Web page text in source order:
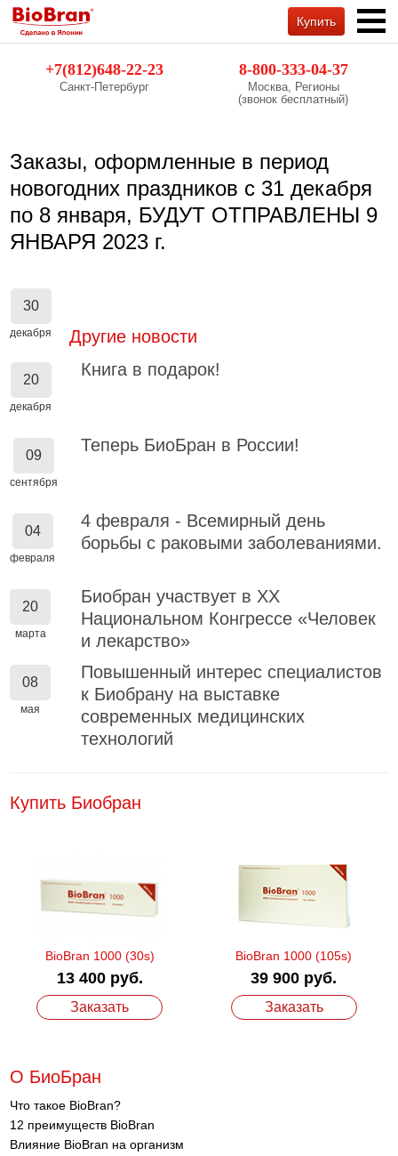
+7(812)648-22-23
Санкт-Петербург
8-800-333-04-37
Москва, Регионы
(звонок бесплатный)
Купить
Заказы, оформленные в период
новогодних праздников с 31 декабря
по 8 января, БУДУТ ОТПРАВЛЕНЫ 9
ЯНВАРЯ 2023 г.
30
декабря Другие новости
20
декабря
Книга в подарок!
09
сентября
Теперь БиоБран в России!
04
февраля
4 февраля - Всемирный день
борьбы с раковыми заболеваниями.
20
марта
Биобран участвует в XX
Национальном Конгрессе «Человек
и лекарство»
08
мая
Повышенный интерес специалистов
к Биобрану на выставке
современных медицинских
технологий
Купить Биобран
BioBran 1000 (30s)
13 400 руб.
Заказать
BioBran 1000 (105s)
39 900 руб.
Заказать
О БиоБран
Что такое BioBran?
12 преимуществ BioBran
Влияние BioBran на организм